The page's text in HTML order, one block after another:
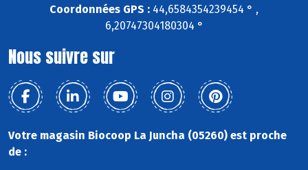
Coordonnées GPS : 44,6584354239454 ° ,
6,20747304180304 °
Nous suivre sur
Votre magasin Biocoop La Juncha (05260) est proche
de :